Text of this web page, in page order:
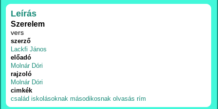
RÉSZLETEK
Leírás
Szerelem
vers
szerző
Lackfi János
előadó
Molnár Dóri
rajzoló
Molnár Dóri
cimkék
család iskolásoknak másodikosnak olvasás rím